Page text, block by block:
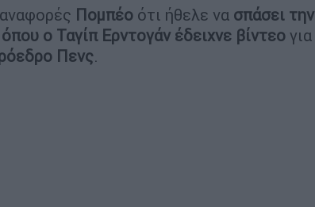
Πομπέο ότι ήθελε να σπάσει την
ο Ταγίπ Ερντογάν έδειχνε βίντεο για
Πενς.